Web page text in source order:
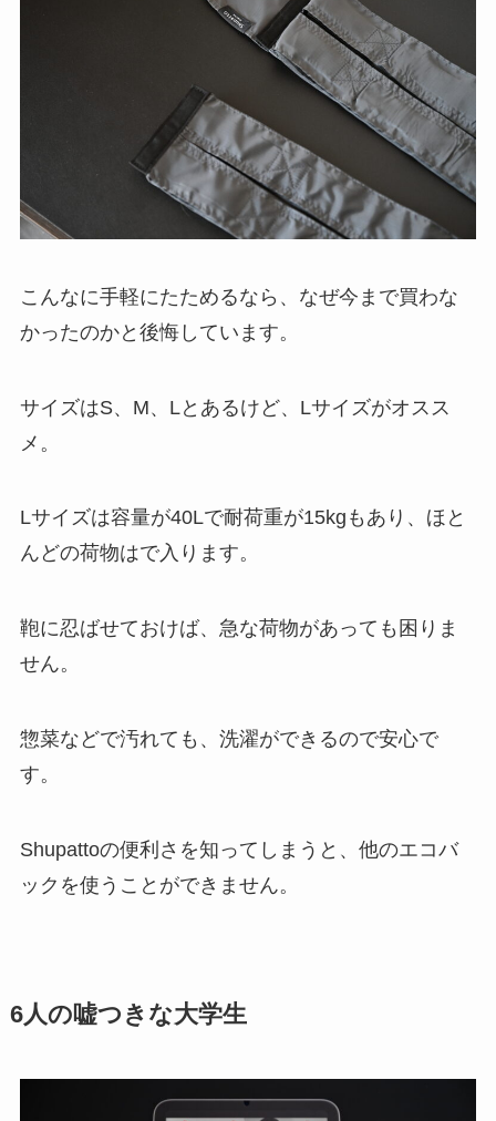
こんなに手軽にたためるなら、なぜ今まで買わな
かったのかと後悔しています。
サイズはS、M、Lとあるけど、Lサイズがオスス
メ。
Lサイズは容量が40Lで耐荷重が15kgもあり、ほと
んどの荷物はで入ります。
鞄に忍ばせておけば、急な荷物があっても困りま
せん。
惣菜などで汚れても、洗濯ができるので安心で
す。
Shupattoの便利さを知ってしまうと、他のエコバ
ックを使うことができません。
6人の嘘つきな大学生